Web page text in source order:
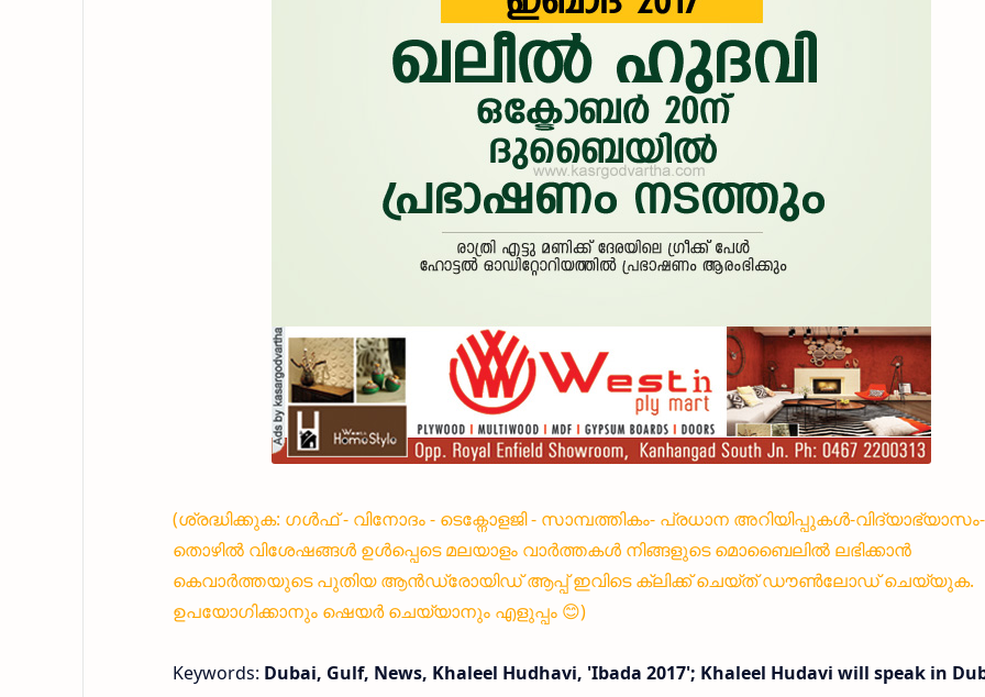
(ശ്രദ്ധിക്കുക: ഗൾഫ് - വിനോദം - ടെക്നോളജി - സാമ്പത്തികം- പ്രധാന അറിയിപ്പുകൾ-വിദ്യാഭ്യാസം-
തൊഴിൽ വിശേഷങ്ങൾ ഉൾപ്പെടെ മലയാളം വാർത്തകൾ നിങ്ങളുടെ മൊബൈലിൽ ലഭിക്കാൻ
കെവാർത്തയുടെ പുതിയ ആൻഡ്രോയിഡ് ആപ്പ് ഇവിടെ ക്ലിക്ക് ചെയ്ത് ഡൗൺലോഡ് ചെയ്യുക.
ഉപയോഗിക്കാനും ഷെയർ ചെയ്യാനും എളുപ്പം 😊)
Keywords: Dubai, Gulf, News, Khaleel Hudhavi, 'Ibada 2017'; Khaleel Hudavi will speak in